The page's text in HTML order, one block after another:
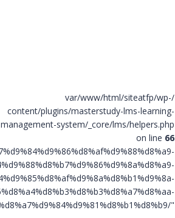
/var/www/html/siteatfp/wp-
content/plugins/masterstudy-lms-learning-
management-system/_core/lms/helpers.php
on line 66
"